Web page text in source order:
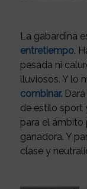
La gabardina
entretiempo.
pesada ni
lluviosos. Y lo
combinar.Dará
de estilo sport
para el ámbito
ganadora. Y
clase y